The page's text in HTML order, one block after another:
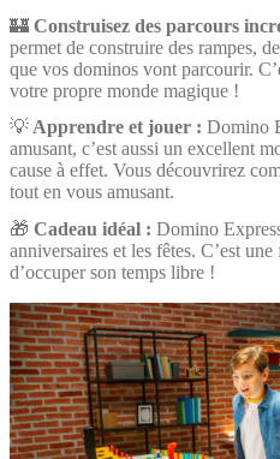
🏰 Construisez des parcours
permet de construire des rampes,
que vos dominos vont parcourir.
votre propre monde magique !
💡 Apprendre et jouer : Domino
amusant, c’est aussi un excellent
cause à effet. Vous découvrirez
tout en vous amusant.
🎁 Cadeau idéal : Domino
anniversaires et les fêtes. C’est
d’occuper son temps libre !